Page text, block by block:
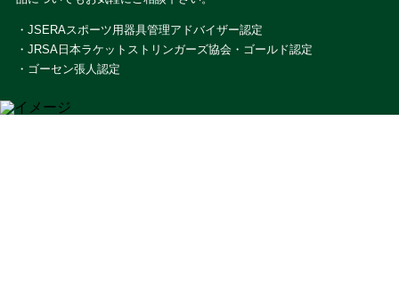
・JSERAスポーツ用器具管理アドバイザー認定
・JRSA日本ラケットストリンガーズ協会・ゴールド認定
・ゴーセン張人認定